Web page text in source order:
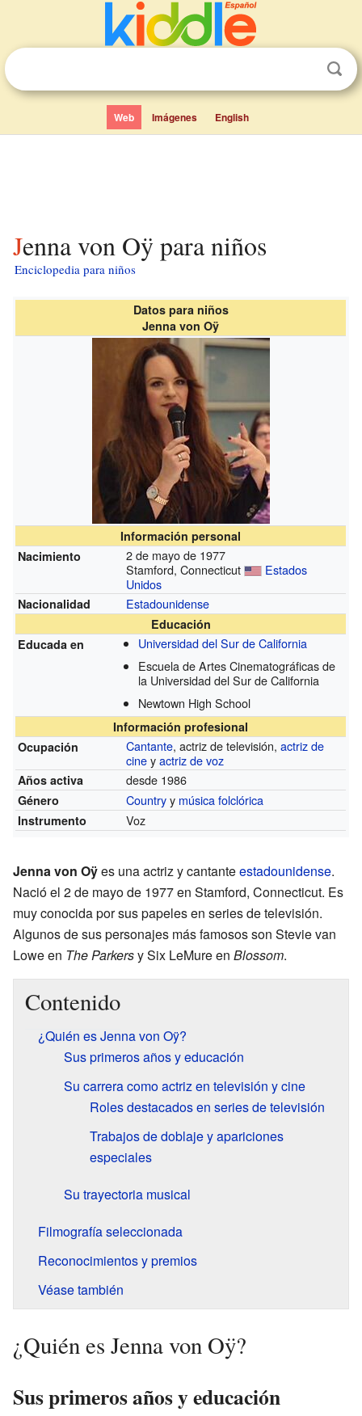
Web Imágenes English
Jenna von Oÿ para niños
Enciclopedia para niños
Datos para niños
Jenna von Oÿ
Información personal
Nacimiento
2 de mayo de 1977
Stamford, Connecticut
Estados
Unidos
Nacionalidad Estadounidense
Educación
Educada en
Universidad del Sur de California
Escuela de Artes Cinematográficas de
la Universidad del Sur de California
Newtown High School
Información profesional
Ocupación
Cantante, actriz de televisión,actriz de
cineyactriz de voz
Años activa desde 1986
Género Countryy música folclórica
Instrumento Voz
Jenna von Oÿes una actriz y cantanteestadounidense.
Nació el 2 de mayo de 1977 en Stamford, Connecticut. Es
muy conocida por sus papeles en series de televisión.
Algunos de sus personajes más famosos son Stevie van
Lowe en The Parkersy Six LeMure en Blossom.
Contenido
¿Quién es Jenna von Oÿ?
Sus primeros años y educación
Su carrera como actriz en televisión y cine
Roles destacados en series de televisión
Trabajos de doblaje y apariciones
especiales
Su trayectoria musical
Filmografía seleccionada
Reconocimientos y premios
Véase también
¿Quién es Jenna von Oÿ?
Sus primeros años y educación